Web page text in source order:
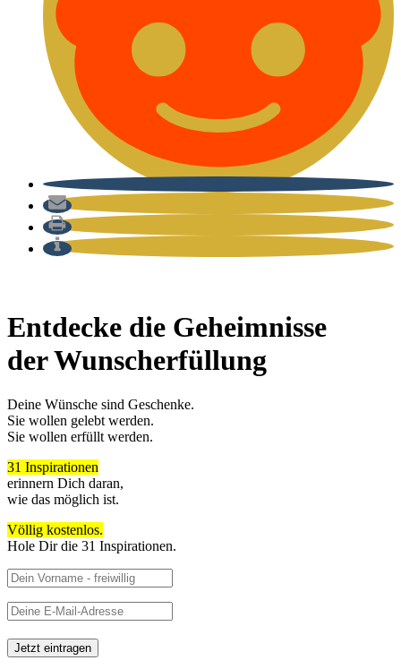
Entdecke die Geheimnisse
der Wunscherfüllung
Deine Wünsche sind Geschenke.
Sie wollen gelebt werden.
Sie wollen erfüllt werden.
31 Inspirationen
erinnern Dich daran,
wie das möglich ist.
Völlig kostenlos.
Hole Dir die 31 Inspirationen.